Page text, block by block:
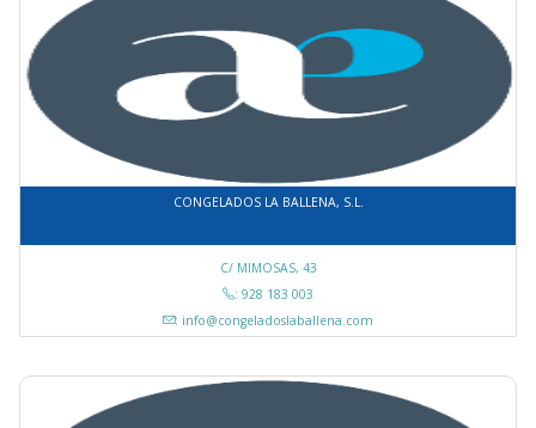
CONGELADOS LA BALLENA, S.L.
C/ MIMOSAS, 43
: 928 183 003
: info@congeladoslaballena.com